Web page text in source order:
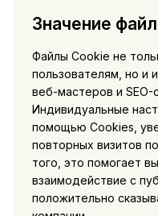
Значение
Файлы Cookie не
пользователям, но и
веб-мастеров и SEO-
Индивидуальные
помощью Cookies,
повторных визитов
того, это помогает
взаимодействие с
положительно